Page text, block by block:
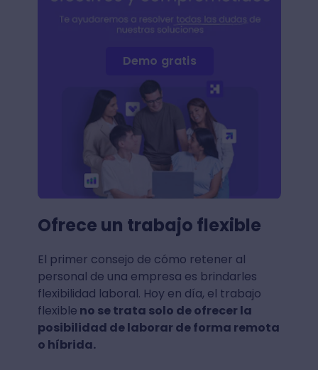
Demo gratis
Ofrece un trabajo flexible
El primer consejo de cómo retener al
personal de una empresa es brindarles
flexibilidad laboral. Hoy en día, el trabajo
flexible no se trata solo de ofrecer la
posibilidad de laborar de forma remota
o híbrida.